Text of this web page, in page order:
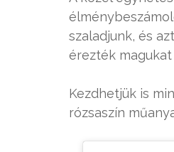
szaladjunk, és
érezték
Kezdhetjük is
rózsaszín